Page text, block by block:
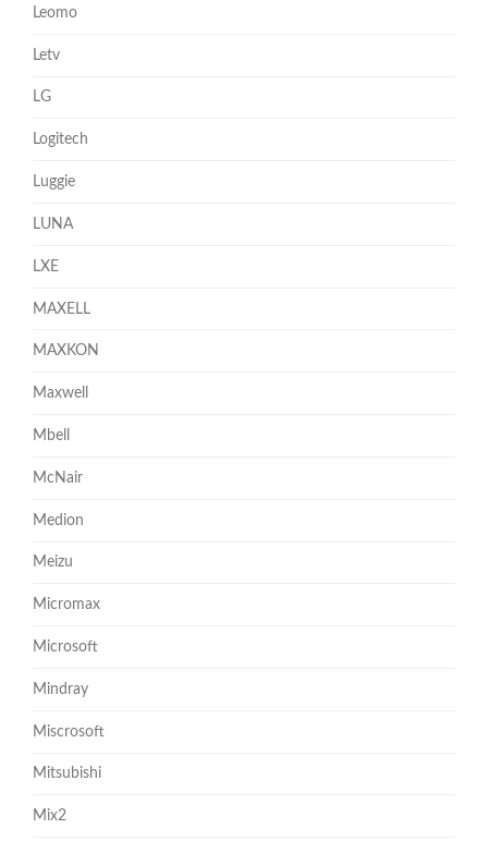
Leomo
Letv
LG
Logitech
Luggie
LUNA
LXE
MAXELL
MAXKON
Maxwell
Mbell
McNair
Medion
Meizu
Micromax
Microsoft
Mindray
Miscrosoft
Mitsubishi
Mix2